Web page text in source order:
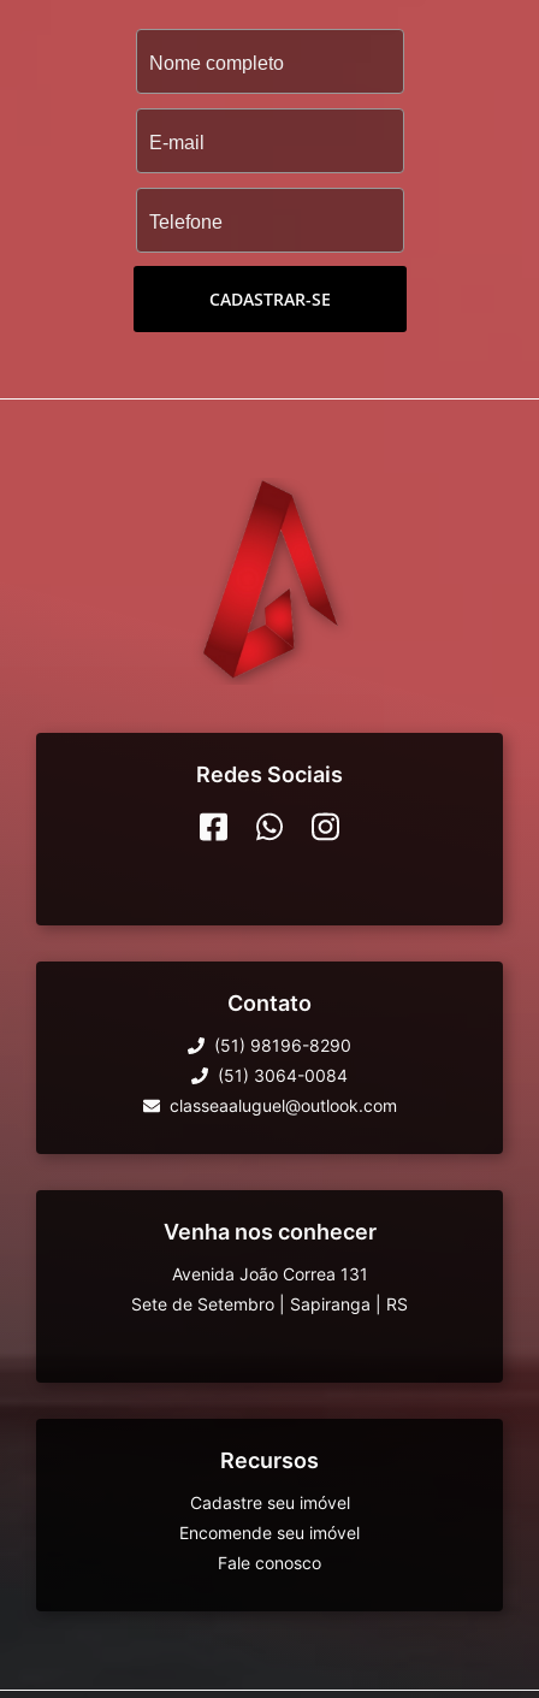
CADASTRAR-SE
Redes Sociais
Contato
(51) 98196-8290
(51) 3064-0084
classeaaluguel@outlook.com
Venha nos conhecer
Avenida João Correa 131
Sete de Setembro
Sapiranga RS
Recursos
Cadastre seu imóvel
Encomende seu imóvel
Fale conosco